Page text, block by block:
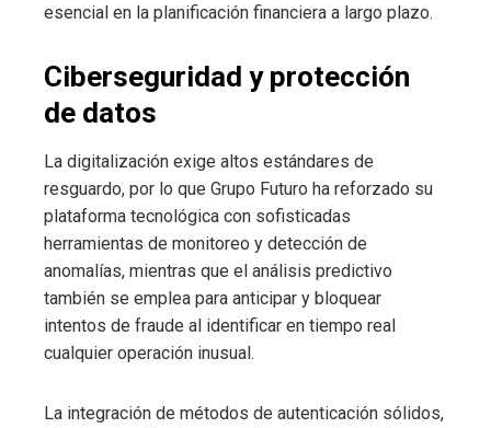
esencial en la planificación financiera a largo plazo.
Ciberseguridad y protección
de datos
La digitalización exige altos estándares de
resguardo, por lo que Grupo Futuro ha reforzado su
plataforma tecnológica con sofisticadas
herramientas de monitoreo y detección de
anomalías, mientras que el análisis predictivo
también se emplea para anticipar y bloquear
intentos de fraude al identificar en tiempo real
cualquier operación inusual.
La integración de métodos de autenticación sólidos,